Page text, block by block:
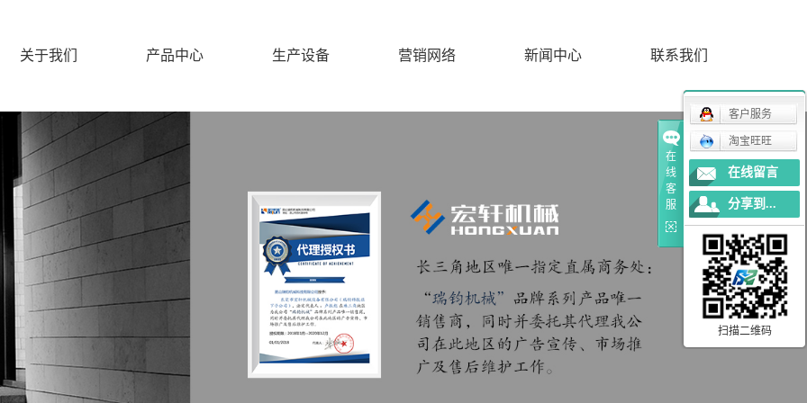
关于我们
公司简介
联系我们
产品中心
瑞钧机床详解
瑞钧主要配件
绮发
法兰克
津上
生产设备 营销网络 新闻中心 联系我们
在
线
客
服
客户服务
淘宝旺旺
在线留言
分享到...
扫描二维码